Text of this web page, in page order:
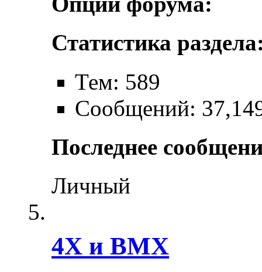
Статистика
Тем: 589
Сообщений:
Последнее
Личный
4X и BMX